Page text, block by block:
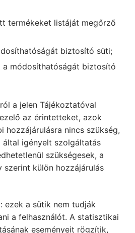
termékeket listáját megőrző
biztosító süti;
a módosíthatóságát biztosító
a jelen Tájékoztatóval
az érintetteket, azok
hozzájárulásra nincs szükség,
igényelt szolgáltatás
szükségesek, a
külön hozzájárulás
a sütik nem tudják
a felhasználót. A statisztikai
eseményeit rögzítik,